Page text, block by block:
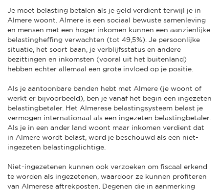
Je moet belasting betalen als je geld verdient terwijl je in
Almere woont. Almere is een sociaal bewuste samenleving
en mensen met een hoger inkomen kunnen een aanzienlijke
belastingheffing verwachten (tot 49,5%). Je persoonlijke
situatie, het soort baan, je verblijfsstatus en andere
bezittingen en inkomsten (vooral uit het buitenland)
hebben echter allemaal een grote invloed op je positie.
Als je aantoonbare banden hebt met Almere (je woont of
werkt er bijvoorbeeld), ben je vanaf het begin een ingezeten
belastingbetaler. Het Almerese belastingsysteem belast je
vermogen internationaal als een ingezeten belastingbetaler.
Als je in een ander land woont maar inkomen verdient dat
in Almere wordt belast, word je beschouwd als een niet-
ingezeten belastingplichtige.
Niet-ingezetenen kunnen ook verzoeken om fiscaal erkend
te worden als ingezetenen, waardoor ze kunnen profiteren
van Almerese aftrekposten. Degenen die in aanmerking